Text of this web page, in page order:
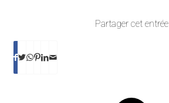
Partager cet entrée